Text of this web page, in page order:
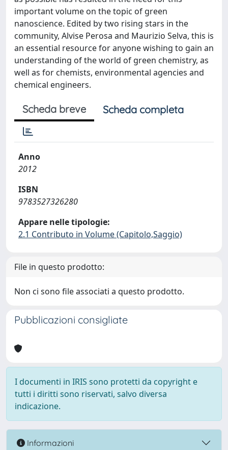
important volume on the topic of green
nanoscience. Edited by two rising stars in the
community, Alvise Perosa and Maurizio Selva, this is
an essential resource for anyone wishing to gain an
understanding of the world of green chemistry, as
well as for chemists, environmental agencies and
chemical engineers.
Scheda breve Scheda completa
Anno
2012
ISBN
9783527326280
Appare nelle tipologie:
2.1 Contributo in Volume (Capitolo,Saggio)
File in questo prodotto:
Non ci sono file associati a questo prodotto.
Pubblicazioni consigliate
I documenti in IRIS sono protetti da copyright e
tutti i diritti sono riservati, salvo diversa
indicazione.
Informazioni